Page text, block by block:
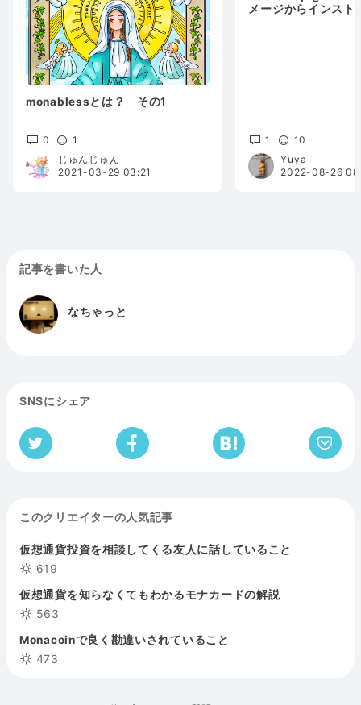
monablessとは？ その1
0
1
じゅんじゅん
2021-03-29 03:21
メージからインスト
1
10
Yuya
2022-08-26
記事を書いた人
なちゃっと
SNSにシェア
このクリエイターの人気記事
仮想通貨投資を相談してくる友人に話していること
619
仮想通貨を知らなくてもわかるモナカードの解説
563
Monacoinで良く勘違いされていること
473